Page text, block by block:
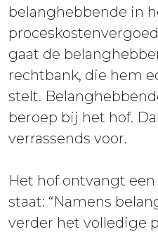
belanghebbende in
gaat de
rechtbank, die hem
stelt.
beroep bij het hof.
verrassends voor.
Het hof ontvangt
staat: “Namens
verder het volledige